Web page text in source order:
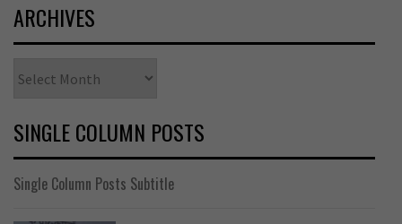
ARCHIVES
SINGLE COLUMN POSTS
Single Column Posts Subtitle